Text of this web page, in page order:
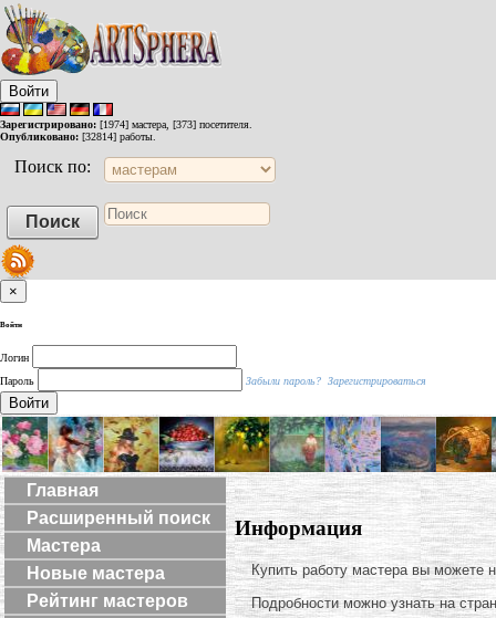
Войти
Зарегистрировано: [1974] мастера, [373] посетителя.
Опубликовано: [32814] работы.
Поиск по:
×
Войти
Логин
Пароль
Забыли пароль? Зарегистрироваться
Войти
Главная
Расширенный поиск
Мастера
Новые мастера
Рейтинг мастеров
Информация
Купить работу мастера вы можете
Подробности можно узнать на